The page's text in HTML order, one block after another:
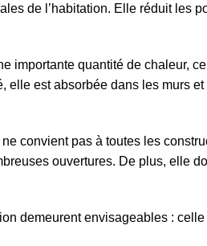
de l’habitation. Elle réduit les
importante quantité de chaleur,
elle est absorbée dans les murs
ne convient pas à toutes les
ouvertures. De plus, elle
demeurent envisageables :